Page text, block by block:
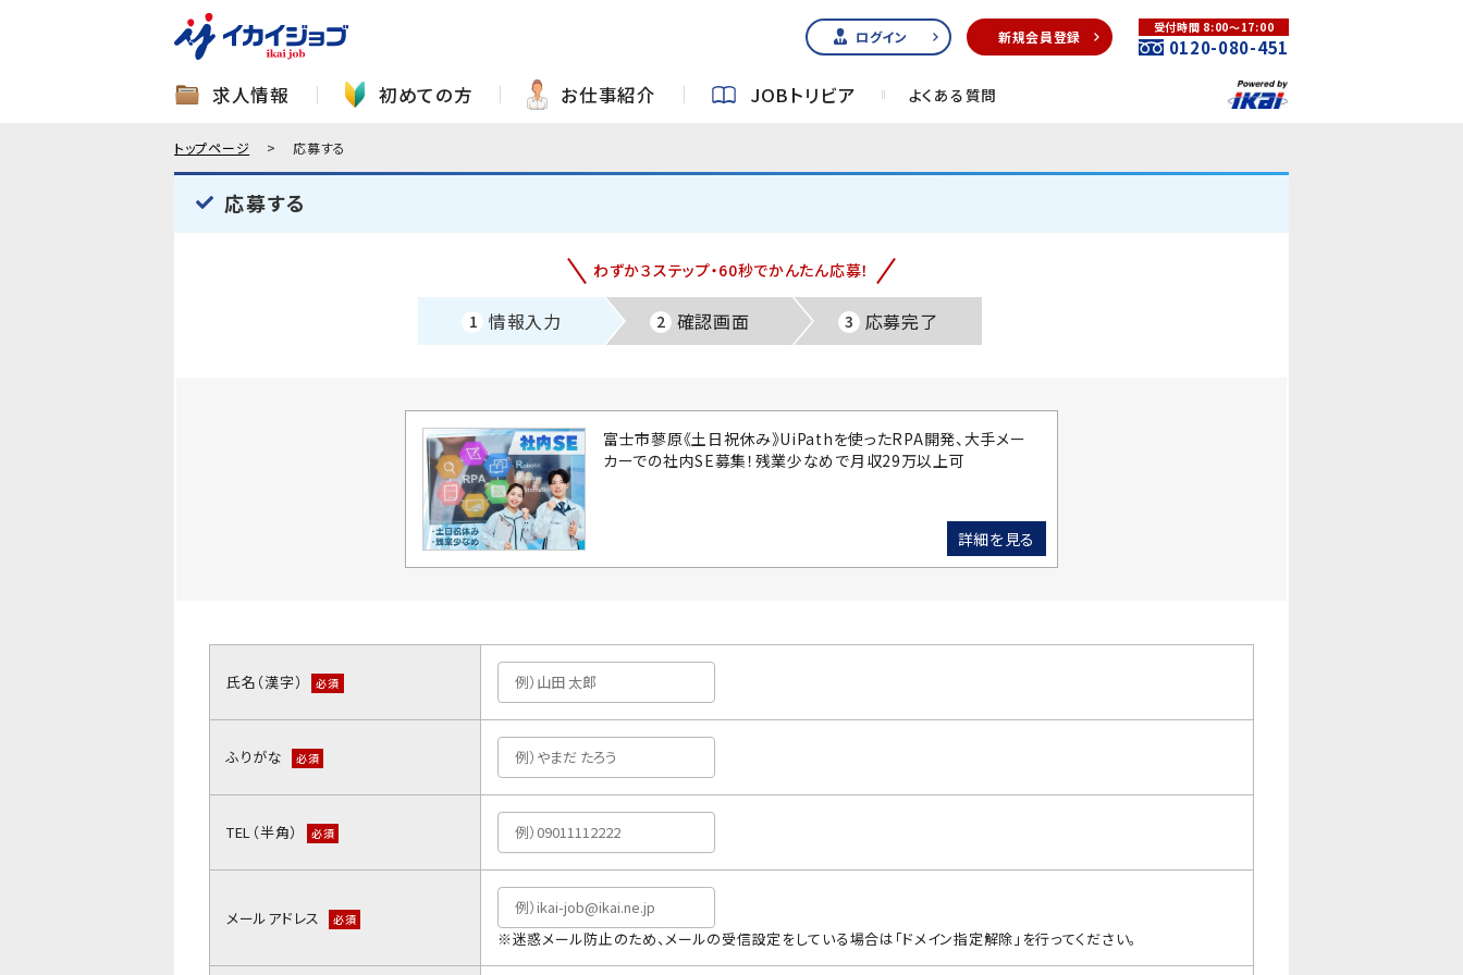
ログイン 新規会員登録
受付時間 8:00～17:00
0120-080-451
求人情報 初めての方 お仕事紹介 JOBトリビア よくある質問
トップページ 応募する
応募する
わずか３ステップ・60秒でかんたん応募！
1 情報入力 2 確認画面 3 応募完了
富士市蓼原《土日祝休み》UiPathを使ったRPA開発、大手メー
カーでの社内SE募集！残業少なめで月収29万以上可
詳細を見る
氏名（漢字） 必須
ふりがな 必須
TEL（半角） 必須
メールアドレス 必須
※迷惑メール防止のため、メールの受信設定をしている場合は「ドメイン指定解除」を行ってください｡